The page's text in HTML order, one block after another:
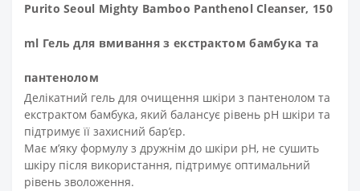
Purito Seoul Mighty Bamboo Panthenol Cleanser, 150
ml Гель для вмивання з екстрактом бамбука та
пантенолом
Делікатний гель для очищення шкіри з пантенолом та
екстрактом бамбука, який балансує рівень pH шкіри та
підтримує її захисний бар’єр.
Має м’яку формулу з дружнім до шкіри pH, не сушить
шкіру після використання, підтримує оптимальний
рівень зволоження.